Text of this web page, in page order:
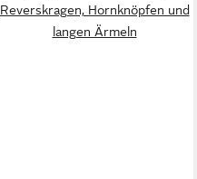
Reverskragen, Hornknöpfen und
langen Ärmeln